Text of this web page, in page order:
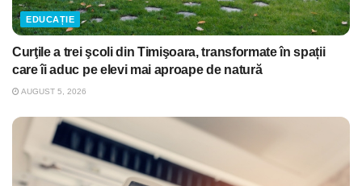
EDUCAȚIE
Curţile a trei şcoli din Timişoara, transformate în spații
care îi aduc pe elevi mai aproape de natură
AUGUST 5, 2026